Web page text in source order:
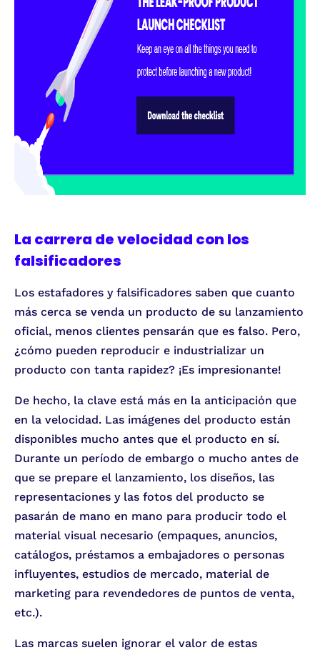
La carrera de velocidad con los
falsificadores
Los estafadores y falsificadores saben que cuanto
más cerca se venda un producto de su lanzamiento
oficial, menos clientes pensarán que es falso. Pero,
¿cómo pueden reproducir e industrializar un
producto con tanta rapidez? ¡Es impresionante!
De hecho, la clave está más en la anticipación que
en la velocidad. Las imágenes del producto están
disponibles mucho antes que el producto en sí.
Durante un período de embargo o mucho antes de
que se prepare el lanzamiento, los diseños, las
representaciones y las fotos del producto se
pasarán de mano en mano para producir todo el
material visual necesario (empaques, anuncios,
catálogos, préstamos a embajadores o personas
influyentes, estudios de mercado, material de
marketing para revendedores de puntos de venta,
etc.).
Las marcas suelen ignorar el valor de estas